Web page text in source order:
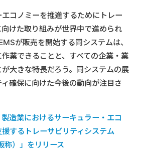
コノミーを推進するためにトレー
けた取り組みが世界中で進められ
が販売を開始する同システムは、
業できることと、すべての企業・業
大きな特長だろう。同システムの展
確保に向けた今後の動向が注目さ
製造業におけるサーキュラー・エコ
するトレーサビリティシステム
称）」をリリース